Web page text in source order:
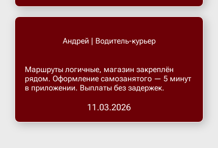
Андрей | Водитель-курьер
Маршруты логичные, магазин закреплён
рядом. Оформление самозанятого — 5 минут
в приложении. Выплаты без задержек.
11.03.2026